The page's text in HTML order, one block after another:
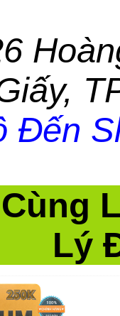
,
Đến
Lý